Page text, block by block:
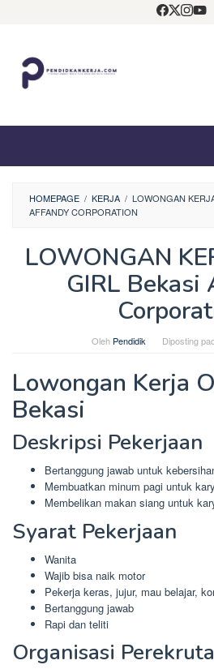
HOMEPAGE / KERJA / LOWONGAN
AFFANDY CORPORATION
LOWONGAN
GIRL
Oleh Pendidik Diposting
Lowongan Kerja
Bekasi
Deskripsi Pekerjaan
Bertanggung jawab untuk
Membuatkan minum pagi untuk
Membelikan makan siang untuk
Syarat Pekerjaan
Wanita
Wajib bisa naik motor
Pekerja keras, jujur, mau belajar,
Bertanggung jawab
Rapi dan teliti
Organisasi